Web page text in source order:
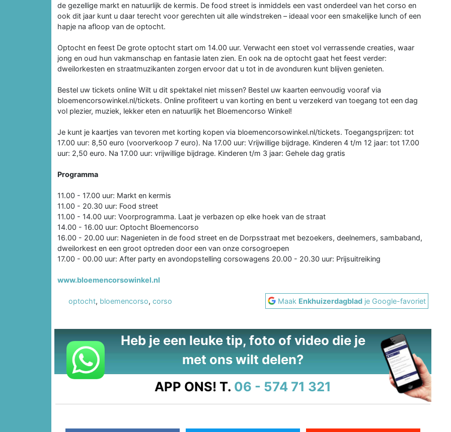
de gezellige markt en natuurlijk de kermis. De food street is inmiddels een vast onderdeel van het corso en
ook dit jaar kunt u daar terecht voor gerechten uit alle windstreken – ideaal voor een smakelijke lunch of een
hapje na afloop van de optocht.
Optocht en feest De grote optocht start om 14.00 uur. Verwacht een stoet vol verrassende creaties, waar
jong en oud hun vakmanschap en fantasie laten zien. En ook na de optocht gaat het feest verder:
dweilorkesten en straatmuzikanten zorgen ervoor dat u tot in de avonduren kunt blijven genieten.
Bestel uw tickets online Wilt u dit spektakel niet missen? Bestel uw kaarten eenvoudig vooraf via
bloemencorsowinkel.nl/tickets. Online profiteert u van korting en bent u verzekerd van toegang tot een dag
vol plezier, muziek, lekker eten en natuurlijk het Bloemencorso Winkel!
Je kunt je kaartjes van tevoren met korting kopen via bloemencorsowinkel.nl/tickets. Toegangsprijzen: tot
17.00 uur: 8,50 euro (voorverkoop 7 euro). Na 17.00 uur: Vrijwillige bijdrage. Kinderen 4 t/m 12 jaar: tot 17.00
uur: 2,50 euro. Na 17.00 uur: vrijwillige bijdrage. Kinderen t/m 3 jaar: Gehele dag gratis
Programma
11.00 - 17.00 uur: Markt en kermis
11.00 - 20.30 uur: Food street
11.00 - 14.00 uur: Voorprogramma. Laat je verbazen op elke hoek van de straat
14.00 - 16.00 uur: Optocht Bloemencorso
16.00 - 20.00 uur: Nagenieten in de food street en de Dorpsstraat met bezoekers, deelnemers, sambaband,
dweilorkest en een groot optreden door een van onze corsogroepen
17.00 - 00.00 uur: After party en avondopstelling corsowagens 20.00 - 20.30 uur: Prijsuitreiking
www.bloemencorsowinkel.nl
optocht, bloemencorso, corso Maak Enkhuizerdagblad je Google-favoriet
Heb je een leuke tip, foto of video die je
met ons wilt delen?
APP ONS! T. 06 - 574 71 321